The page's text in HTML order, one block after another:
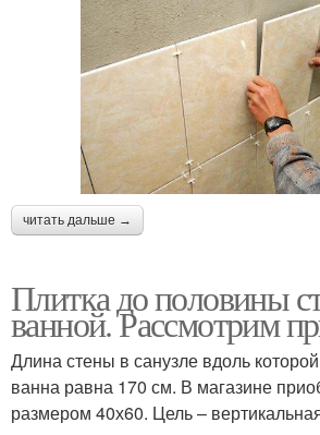
читать дальше →
Плитка до половины
ванной. Рассмотрим
Длина стены в санузле вдоль
ванна равна 170 см. В магазине
размером 40х60. Цель –